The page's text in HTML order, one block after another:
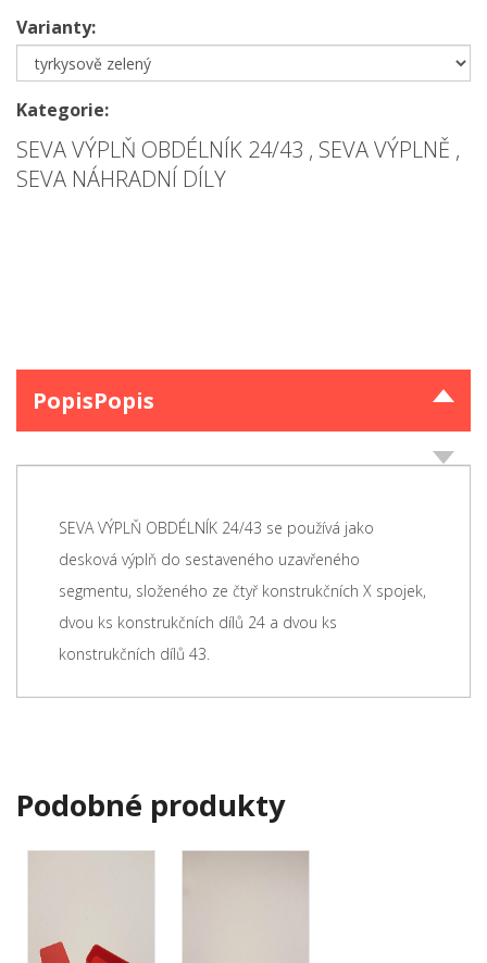
Varianty:
Kategorie:
SEVA VÝPLŇ OBDÉLNÍK 24/43 , SEVA VÝPLNĚ ,
SEVA NÁHRADNÍ DÍLY
PopisPopis
SEVA VÝPLŇ OBDÉLNÍK 24/43 se používá jako
desková výplň do sestaveného uzavřeného
segmentu, složeného ze čtyř konstrukčních X spojek,
dvou ks konstrukčních dílů 24 a dvou ks
konstrukčních dílů 43.
Podobné produkty